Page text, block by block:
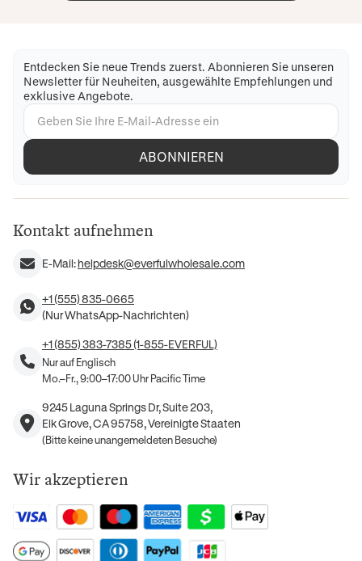
Entdecken Sie neue Trends zuerst. Abonnieren Sie unseren
Newsletter für Neuheiten, ausgewählte Empfehlungen und
exklusive Angebote.
ABONNIEREN
Kontakt aufnehmen
E-Mail:helpdesk@everfulwholesale.com
+1 (555) 835-0665
(Nur WhatsApp-Nachrichten)
+1 (855) 383-7385 (1-855-EVERFUL)
Nur auf Englisch
Mo.–Fr., 9:00–17:00 Uhr Pacific Time
9245 Laguna Springs Dr, Suite 203,
Elk Grove, CA 95758, Vereinigte Staaten
(Bitte keine unangemeldeten Besuche)
Wir akzeptieren